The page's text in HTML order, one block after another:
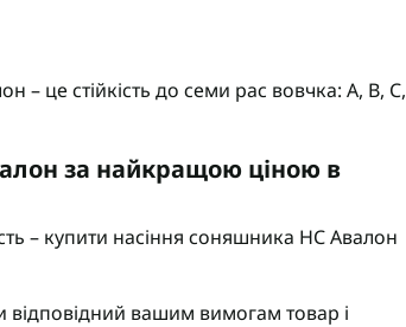
це стійкість до семи рас вовчка: A, B, C,
за найкращою ціною в
– купити насіння соняшника НС Авалон
відповідний вашим вимогам товар і